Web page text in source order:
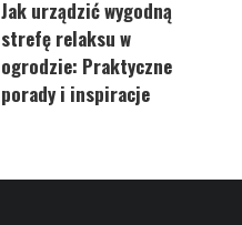
Jak urządzić wygodną
strefę relaksu w
ogrodzie: Praktyczne
porady i inspiracje